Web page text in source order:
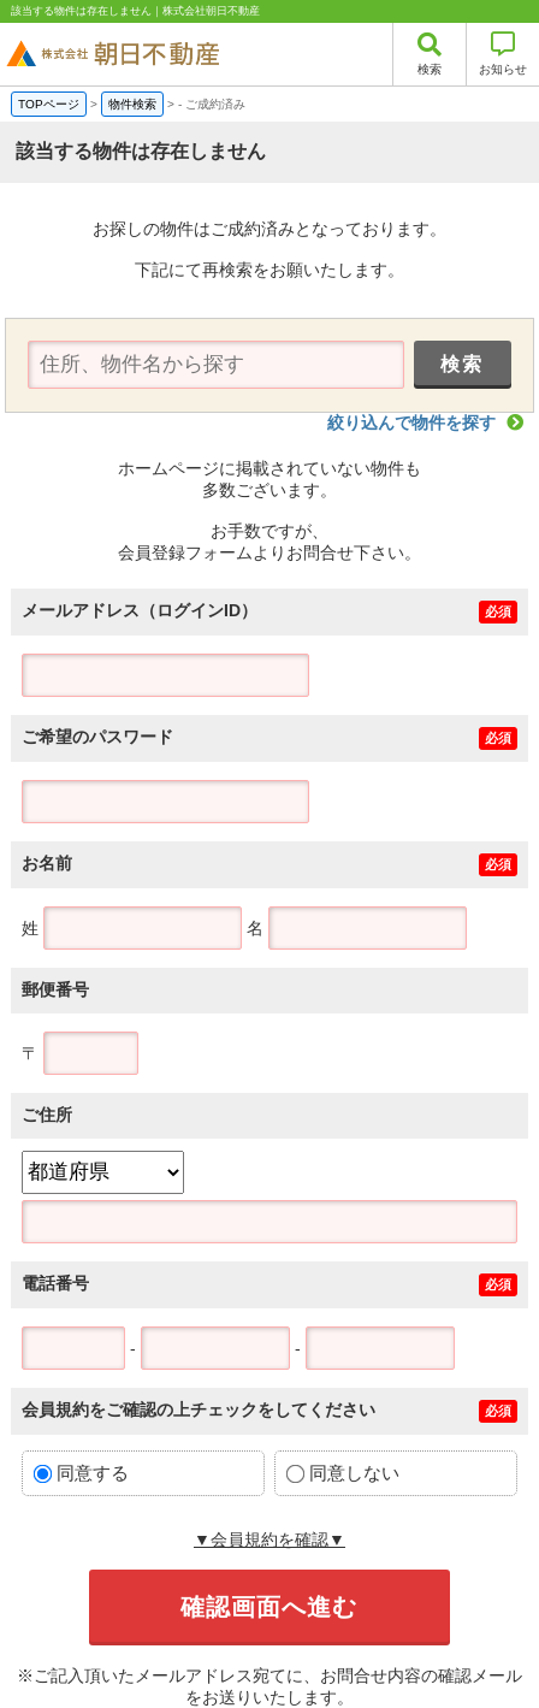
該当する物件は存在しません｜株式会社朝日不動産
検索 お知らせ
TOPページ > 物件検索 >- ご成約済み
該当する物件は存在しません
お探しの物件はご成約済みとなっております。
下記にて再検索をお願いたします。
絞り込んで物件を探す
ホームページに掲載されていない物件も
多数ございます。
お手数ですが、
会員登録フォームよりお問合せ下さい。
メールアドレス（ログインID） 必須
ご希望のパスワード 必須
お名前 必須
姓 名
郵便番号
〒
ご住所
電話番号 必須
- -
会員規約をご確認の上チェックをしてください 必須
同意する 同意しない
▼会員規約を確認▼
※ご記入頂いたメールアドレス宛てに、お問合せ内容の確認メール
をお送りいたします。